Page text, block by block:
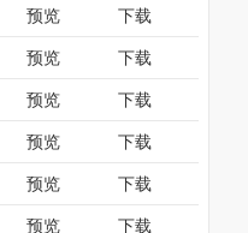
预览 下载
预览 下载
预览 下载
预览 下载
预览 下载
预览 下载